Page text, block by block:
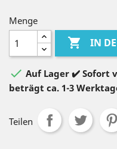
Menge
 IN
 Auf Lager ✔️ Sofort
beträgt ca. 1-3
Teilen